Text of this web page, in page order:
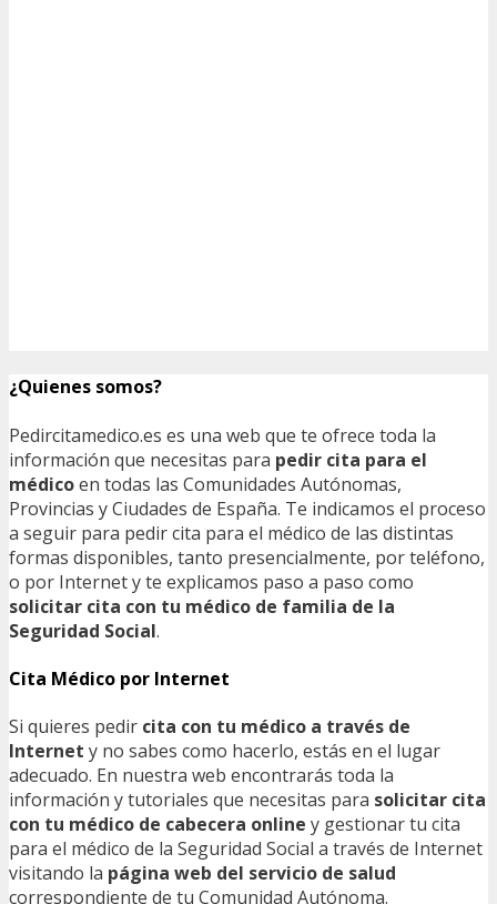
¿Quienes somos?
Pedircitamedico.es es una web que te ofrece toda la
información que necesitas para pedir cita para el
médicoen todas las Comunidades Autónomas,
Provincias y Ciudades de España. Te indicamos el proceso
a seguir para pedir cita para el médico de las distintas
formas disponibles, tanto presencialmente, por teléfono,
o por Internet y te explicamos paso a paso como
solicitar cita con tu médico de familia de la
Seguridad Social.
Cita Médico por Internet
Si quieres pedir cita con tu médico a través de
Internet y no sabes como hacerlo, estás en el lugar
adecuado. En nuestra web encontrarás toda la
información y tutoriales que necesitas para solicitar cita
con tu médico de cabecera online y gestionar tu cita
para el médico de la Seguridad Social a través de Internet
visitando la página web del servicio de salud
correspondiente de tu Comunidad Autónoma.